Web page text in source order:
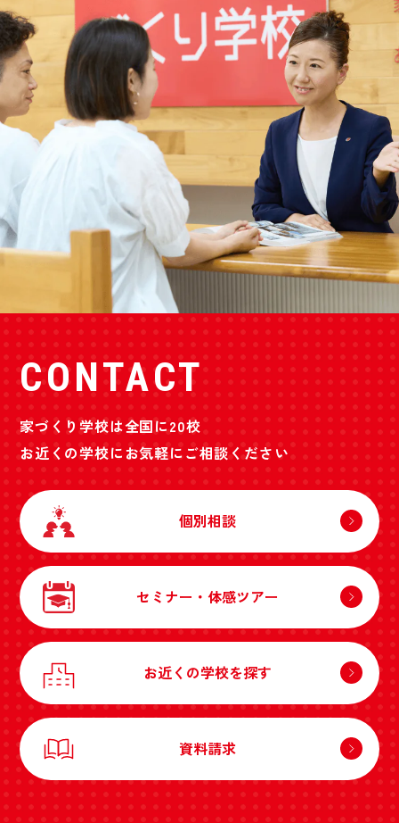
CONTACT
家づくり学校は全国に20校
お近くの学校にお気軽にご相談ください
個別相談
セミナー・体感ツアー
お近くの学校を探す
資料請求